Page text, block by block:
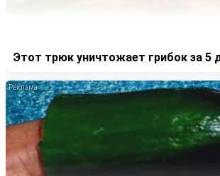
Этот трюк уничтожает грибок за 5